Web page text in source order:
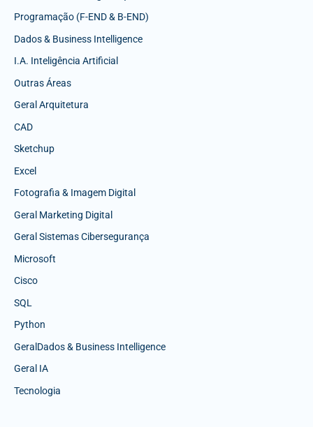
Programação (F-END & B-END)
Dados & Business Intelligence
I.A. Inteligência Artificial
Outras Áreas
Geral Arquitetura
CAD
Sketchup
Excel
Fotografia & Imagem Digital
Geral Marketing Digital
Geral Sistemas Cibersegurança
Microsoft
Cisco
SQL
Python
GeralDados & Business Intelligence
Geral IA
Tecnologia